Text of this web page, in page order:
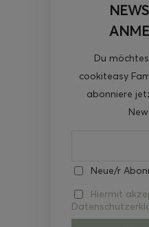
Du
cookiteasy
abonniere
Neue/r
Hiermit